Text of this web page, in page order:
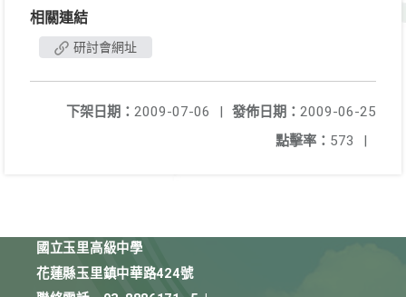
相關連結
研討會網址
發佈日期： 2009-06-25
下架日期： 2009-07-06
|
點擊率： 573 |
國立玉里高級中學
花蓮縣玉里鎮中華路424號